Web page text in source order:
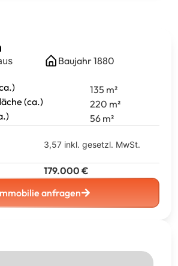
Baujahr1880
135 m²
(ca.)
220 m²
56 m²
3,57 inkl. gesetzl. MwSt.
179.000 €
anfragen